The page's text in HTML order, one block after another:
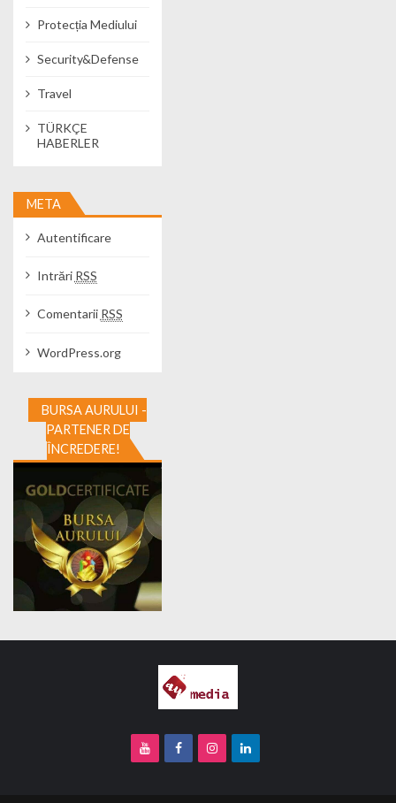
Protecția Mediului
Security&Defense
Travel
TÜRKÇE
HABERLER
META
Autentificare
Intrări RSS
Comentarii RSS
WordPress.org
BURSA AURULUI -
PARTENER DE
ÎNCREDERE!